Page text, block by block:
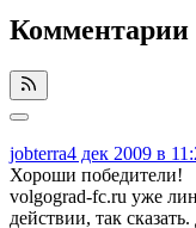
Комментарии
jobterra4 дек 2009 в
Хороши победители!
volgograd-fc.ru уже
действии, так